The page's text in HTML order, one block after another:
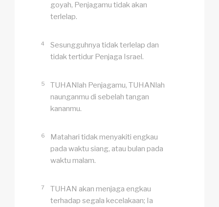
goyah, Penjagamu tidak akan
terlelap.
4
Sesungguhnya tidak terlelap dan
tidak tertidur Penjaga Israel.
5
TUHANlah Penjagamu, TUHANlah
naunganmu di sebelah tangan
kananmu.
6
Matahari tidak menyakiti engkau
pada waktu siang, atau bulan pada
waktu malam.
7
TUHAN akan menjaga engkau
terhadap segala kecelakaan; Ia